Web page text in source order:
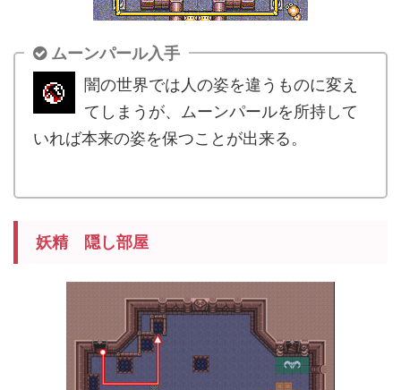
ムーンパール入手
闇の世界では人の姿を違うものに変え
てしまうが、ムーンパールを所持して
いれば本来の姿を保つことが出来る。
妖精 隠し部屋